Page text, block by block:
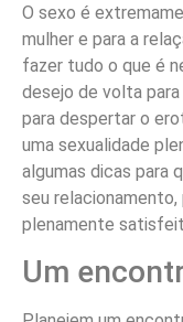
O sexo é
mulher e para a
fazer tudo o que é
desejo de volta
para despertar o
uma sexualidade
algumas dicas para
seu
plenamente
Um